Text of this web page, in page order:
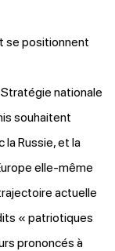
se positionnent
nationale
souhaitent
Russie, et la
elle-même
actuelle
« patriotiques
prononcés à